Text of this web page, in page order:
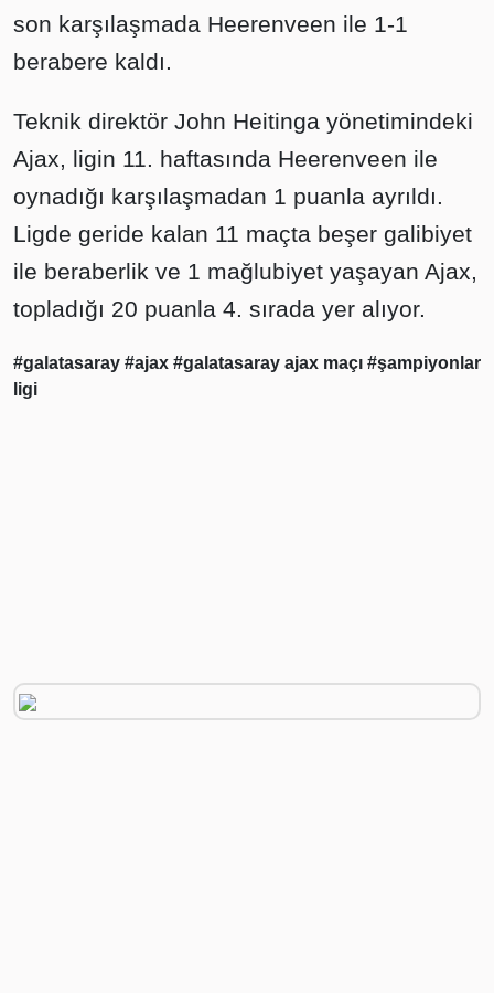
son karşılaşmada Heerenveen ile 1-1
berabere kaldı.
Teknik direktör John Heitinga yönetimindeki
Ajax, ligin 11. haftasında Heerenveen ile
oynadığı karşılaşmadan 1 puanla ayrıldı.
Ligde geride kalan 11 maçta beşer galibiyet
ile beraberlik ve 1 mağlubiyet yaşayan Ajax,
topladığı 20 puanla 4. sırada yer alıyor.
#galatasaray #ajax #galatasaray ajax maçı #şampiyonlar
ligi